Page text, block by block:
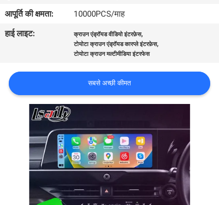
संपर्क
करें
समाचार
मामलों
साइटमैप
PRIVACY
POLICY
आपूर्ति की क्षमता:
10000PCS/माह
हाई लाइट:
क्राउन एंड्रॉयड वीडियो इंटरफ़ेस,
टोयोटा क्राउन एंड्रॉयड कारप्ले इंटरफ़ेस,
टोयोटा क्राउन मल्टीमीडिया इंटरफेस
सबसे अच्छी कीमत